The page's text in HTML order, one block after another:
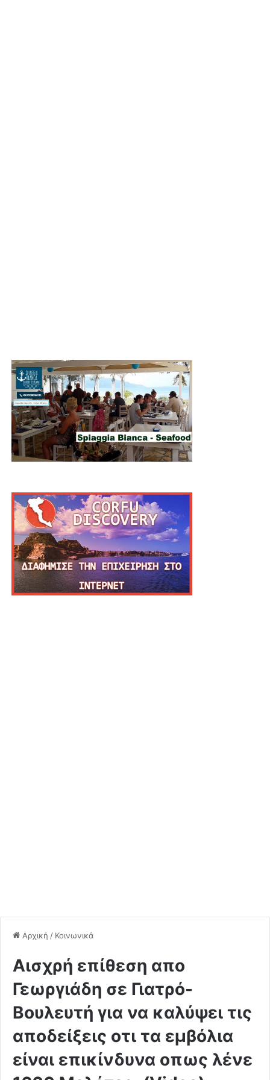
Αρχική / Κοινωνικά
Αισχρή επίθεση απο
Γεωργιάδη σε Γιατρό-
Βουλευτή για να καλύψει τις
αποδείξεις οτι τα εμβόλια
είναι επικίνδυνα οπως λένε